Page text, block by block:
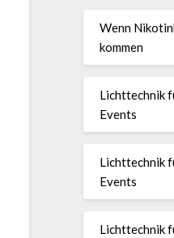
Wenn
kommen
Lichttechnik
Events
Lichttechnik
Events
Lichttechnik